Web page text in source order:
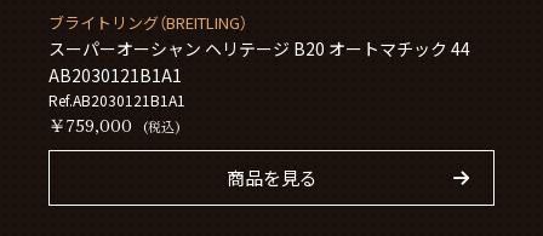
ブライトリング（BREITLING）
スーパーオーシャン ヘリテージ B20 オートマチック 44
AB2030121B1A1
Ref.AB2030121B1A1
￥759,000 (税込)
商品を見る